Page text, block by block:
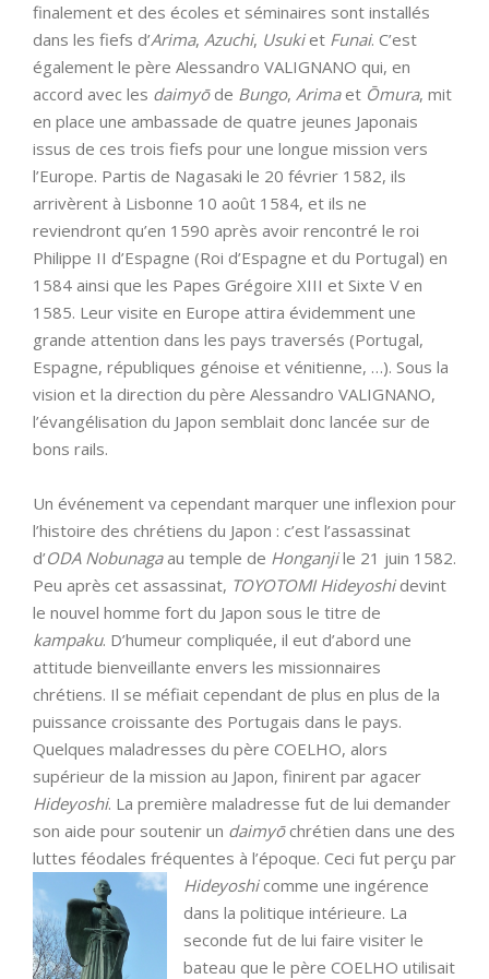
finalement et des écoles et séminaires sont installés
dans les fiefs d’Arima, Azuchi, Usukiet Funai. C’est
également le père Alessandro VALIGNANO qui, en
accord avec les daimyōde Bungo, Arimaet Ōmura, mit
en place une ambassade de quatre jeunes Japonais
issus de ces trois fiefs pour une longue mission vers
l’Europe. Partis de Nagasaki le 20 février 1582, ils
arrivèrent à Lisbonne 10 août 1584, et ils ne
reviendront qu’en 1590 après avoir rencontré le roi
Philippe II d’Espagne (Roi d’Espagne et du Portugal) en
1584 ainsi que les Papes Grégoire XIII et Sixte V en
1585. Leur visite en Europe attira évidemment une
grande attention dans les pays traversés (Portugal,
Espagne, républiques génoise et vénitienne, …). Sous la
vision et la direction du père Alessandro VALIGNANO,
l’évangélisation du Japon semblait donc lancée sur de
bons rails.
Un événement va cependant marquer une inflexion pour
l’histoire des chrétiens du Japon : c’est l’assassinat
d’ODA Nobunagaau temple de Honganjile 21 juin 1582.
Peu après cet assassinat, TOYOTOMI Hideyoshidevint
le nouvel homme fort du Japon sous le titre de
kampaku. D’humeur compliquée, il eut d’abord une
attitude bienveillante envers les missionnaires
chrétiens. Il se méfiait cependant de plus en plus de la
puissance croissante des Portugais dans le pays.
Quelques maladresses du père COELHO, alors
supérieur de la mission au Japon, finirent par agacer
Hideyoshi. La première maladresse fut de lui demander
son aide pour soutenir un daimyōchrétien dans une des
luttes féodales fréquentes à l’époque. Ceci fut perçu par
Hideyoshicomme une ingérence
dans la politique intérieure. La
seconde fut de lui faire visiter le
bateau que le père COELHO utilisait